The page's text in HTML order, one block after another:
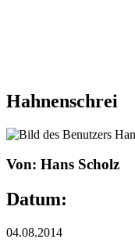
Hahnenschrei
Von: Hans Scholz
Datum:
04.08.2014